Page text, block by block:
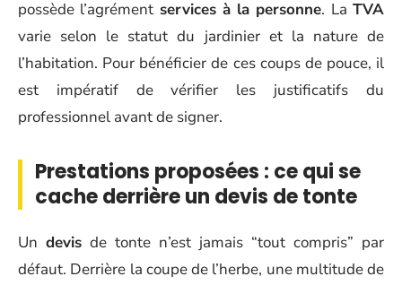
possède l’agrément services à la personne. LaTVA
varie selon le statut du jardinier et la nature de
l’habitation. Pour bénéficier de ces coups de pouce, il
est impératif de vérifier les justificatifs du
professionnel avant de signer.
Prestations proposées : ce qui se
cache derrière un devis de tonte
Un devis de tonte n’est jamais “tout compris” par
défaut. Derrière la coupe de l’herbe, une multitude de